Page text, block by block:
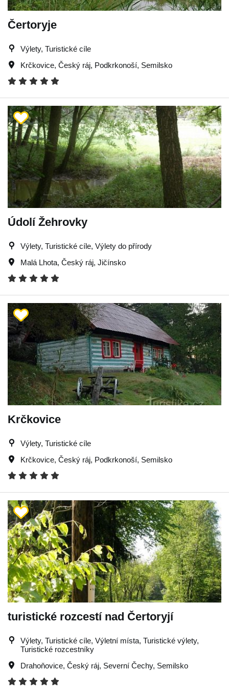
Čertoryje
Výlety, Turistické cíle
Krčkovice, Český ráj, Podkrkonoší, Semilsko
Údolí Žehrovky
Výlety, Turistické cíle, Výlety do přírody
Malá Lhota, Český ráj, Jičínsko
Krčkovice
Výlety, Turistické cíle
Krčkovice, Český ráj, Podkrkonoší, Semilsko
turistické rozcestí nad Čertoryjí
Výlety, Turistické cíle, Výletní místa, Turistické výlety,
Turistické rozcestníky
Drahoňovice, Český ráj, Severní Čechy, Semilsko